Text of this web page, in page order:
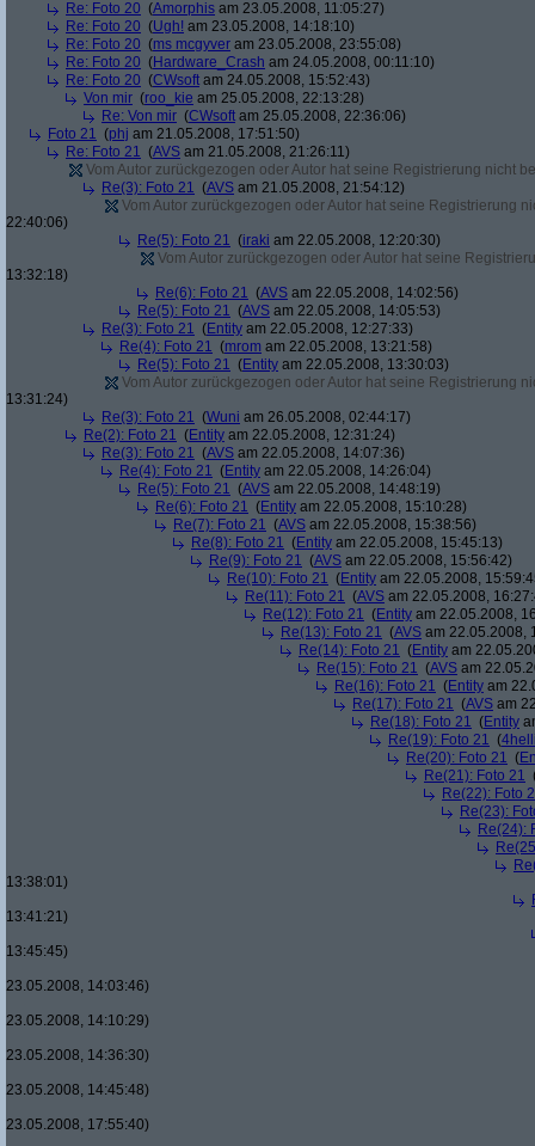
Re: Foto 20 (Amorphis am 23.05.2008, 11:05:27)
Re: Foto 20 (Ugh! am 23.05.2008, 14:18:10)
Re: Foto 20 (ms mcgyver am 23.05.2008, 23:55:08)
Re: Foto 20 (Hardware_Crash am 24.05.2008, 00:11:10)
Re: Foto 20 (CWsoft am 24.05.2008, 15:52:43)
Von mir (roo_kie am 25.05.2008, 22:13:28)
Re: Von mir (CWsoft am 25.05.2008, 22:36:06)
Foto 21 (phj am 21.05.2008, 17:51:50)
Re: Foto 21 (AVS am 21.05.2008, 21:26:11)
Vom Autor zurückgezogen oder Autor hat seine Registrierung nicht
Re(3): Foto 21 (AVS am 21.05.2008, 21:54:12)
Vom Autor zurückgezogen oder Autor hat seine Registrierung
22:40:06)
Re(5): Foto 21 (iraki am 22.05.2008, 12:20:30)
Vom Autor zurückgezogen oder Autor hat seine
13:32:18)
Re(6): Foto 21 (AVS am 22.05.2008, 14:02:56)
Re(5): Foto 21 (AVS am 22.05.2008, 14:05:53)
Re(3): Foto 21 (Entity am 22.05.2008, 12:27:33)
Re(4): Foto 21 (mrom am 22.05.2008, 13:21:58)
Re(5): Foto 21 (Entity am 22.05.2008, 13:30:03)
Vom Autor zurückgezogen oder Autor hat seine Registrierung
13:31:24)
Re(3): Foto 21 (Wuni am 26.05.2008, 02:44:17)
Re(2): Foto 21 (Entity am 22.05.2008, 12:31:24)
Re(3): Foto 21 (AVS am 22.05.2008, 14:07:36)
Re(4): Foto 21 (Entity am 22.05.2008, 14:26:04)
Re(5): Foto 21 (AVS am 22.05.2008, 14:48:19)
Re(6): Foto 21 (Entity am 22.05.2008, 15:10:28)
Re(7): Foto 21 (AVS am 22.05.2008, 15:38:56)
Re(8): Foto 21 (Entity am 22.05.2008, 15:45:13)
Re(9): Foto 21 (AVS am 22.05.2008, 15:56:42)
Re(10): Foto 21 (Entity am 22.05.2008,
Re(11): Foto 21 (AVS am 22.05.2008,
Re(12): Foto 21 (Entity am 22.05.2008,
Re(13): Foto 21 (AVS am 22.05.2008,
Re(14): Foto 21 (Entity am
Re(15): Foto 21 (AVS am
Re(16): Foto 21 (Entity am
Re(17): Foto 21 (AVS am
Re(18): Foto 21 (Entity
Re(19): Foto 21 (
Re(20): Foto 21 (
Re(21): Foto 21
Re(22): Foto
Re(23):
Re(24):
13:38:01)
13:41:21)
13:45:45)
23.05.2008, 14:03:46)
23.05.2008, 14:10:29)
23.05.2008, 14:36:30)
23.05.2008, 14:45:48)
23.05.2008, 17:55:40)